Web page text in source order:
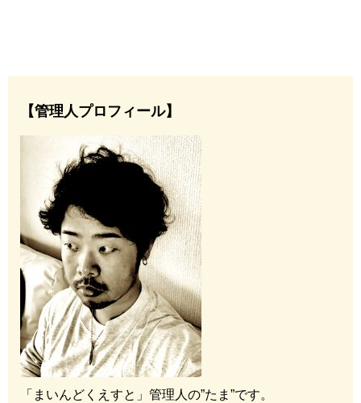
【管理人プロフィール】
「まいんどくえすと」管理人の”たま”です。